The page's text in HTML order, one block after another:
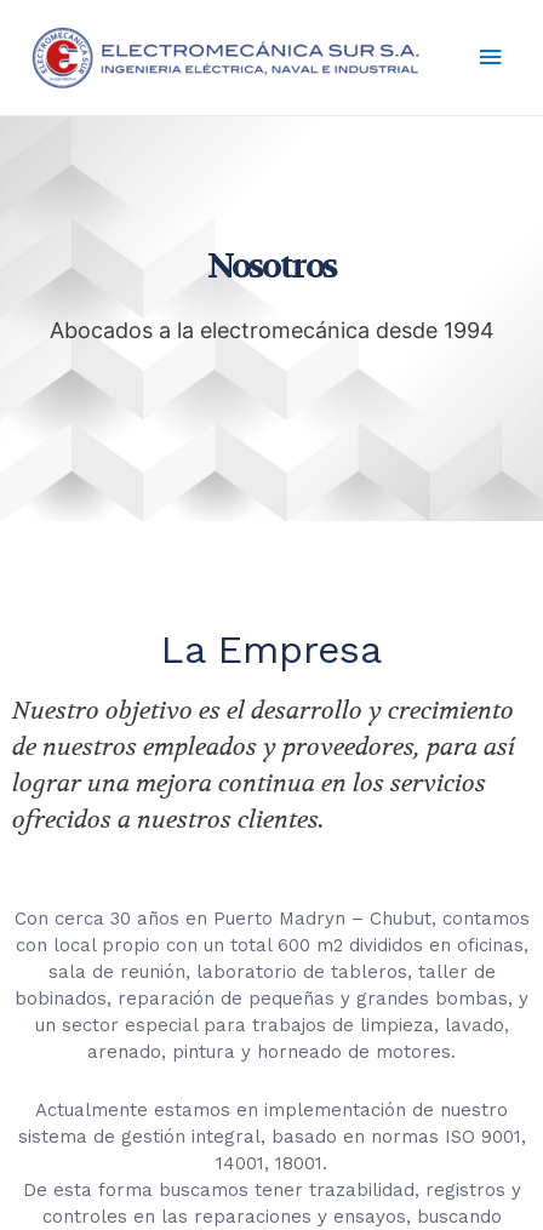
Nosotros
Abocados a la electromecánica desde 1994
La Empresa
Nuestro objetivo es el desarrollo y crecimiento
de nuestros empleados y proveedores, para así
lograr una mejora continua en los servicios
ofrecidos a nuestros clientes.
Con cerca 30 años en Puerto Madryn – Chubut, contamos
con local propio con un total 600 m2 divididos en oficinas,
sala de reunión, laboratorio de tableros, taller de
bobinados, reparación de pequeñas y grandes bombas, y
un sector especial para trabajos de limpieza, lavado,
arenado, pintura y horneado de motores.
Actualmente estamos en implementación de nuestro
sistema de gestión integral, basado en normas ISO 9001,
14001, 18001.
De esta forma buscamos tener trazabilidad, registros y
controles en las reparaciones y ensayos, buscando